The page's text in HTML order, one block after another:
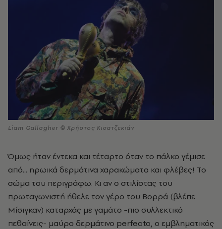
Liam Gallagher © Χρήστος Κισατζεκιάν
Όμως ήταν έντεκα και τέταρτο όταν το πάλκο γέμισε
από... ηρωικά δερμάτινα χαρακώματα και φλέβες! Το
σώμα του περιγράφω. Κι αν ο στιλίστας του
πρωταγωνιστή ήθελε τον γέρο του Βορρά (βλέπε
Μίσιγκαν) καταρχάς με γαμάτο -πιο συλλεκτικό
πεθαίνεις- μαύρο δερμάτινο perfecto, ο εμβληματικός